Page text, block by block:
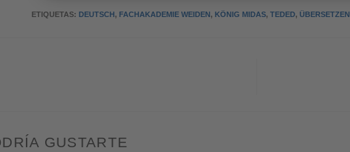
ETIQUETAS: DEUTSCH, FACHAKADEMIE WEIDEN, KÖNIG MIDAS, TEDED, ÜBERSETZEN
GUSTARTE